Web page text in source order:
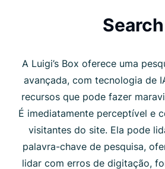
Search
A Luigi’s Box oferece uma
avançada, com tecnologia de
recursos que pode fazer
É imediatamente perceptível e
visitantes do site. Ela pode
palavra-chave de pesquisa,
lidar com erros de digitação,